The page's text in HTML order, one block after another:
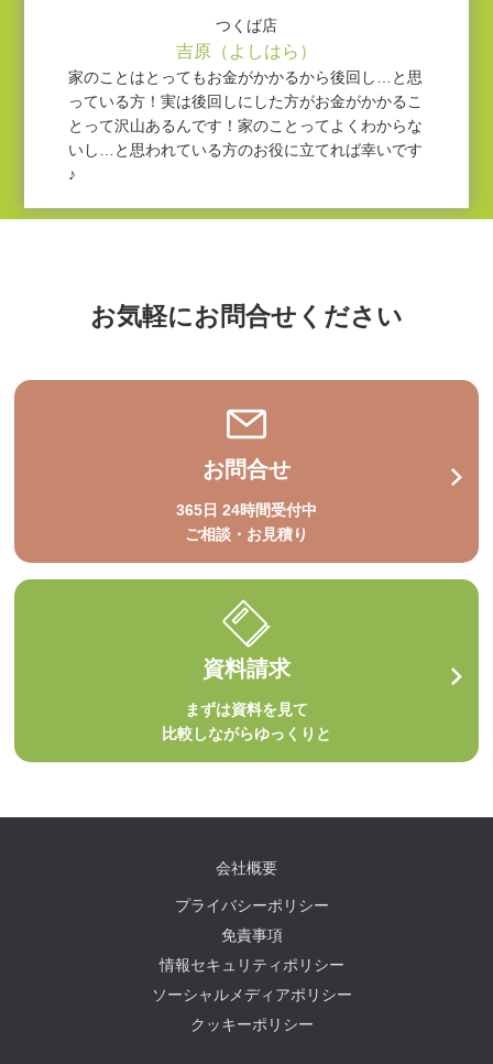
つくば店
吉原（よしはら）
家のことはとってもお金がかかるから後回し…と思
っている方！実は後回しにした方がお金がかかるこ
とって沢山あるんです！家のことってよくわからな
いし…と思われている方のお役に立てれば幸いです
♪
お気軽にお問合せください
お問合せ
365日 24時間受付中
ご相談・お見積り
資料請求
まずは資料を見て
比較しながらゆっくりと
会社概要
プライバシーポリシー
免責事項
情報セキュリティポリシー
ソーシャルメディアポリシー
クッキーポリシー